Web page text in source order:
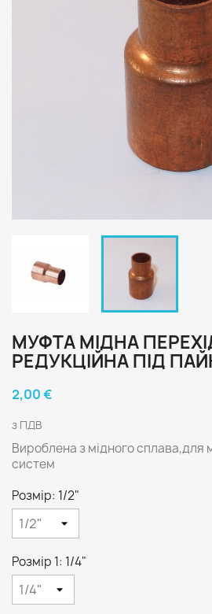
МУФТА МІДНА
РЕДУКЦІЙНА ПІД
2,00 €
з ПДВ
Вироблена з мідного сплава,для
систем
Розмір: 1/2"
Розмір 1: 1/4"